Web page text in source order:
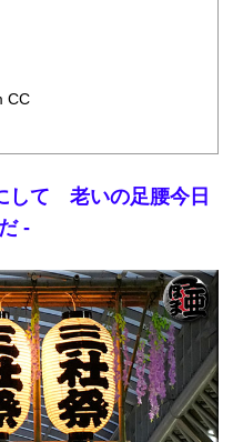
CC
して 老いの足腰今日
-